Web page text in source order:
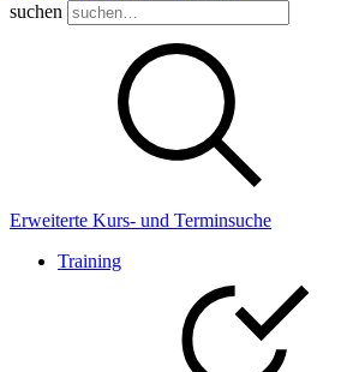
suchen
Erweiterte Kurs- und Terminsuche
Training